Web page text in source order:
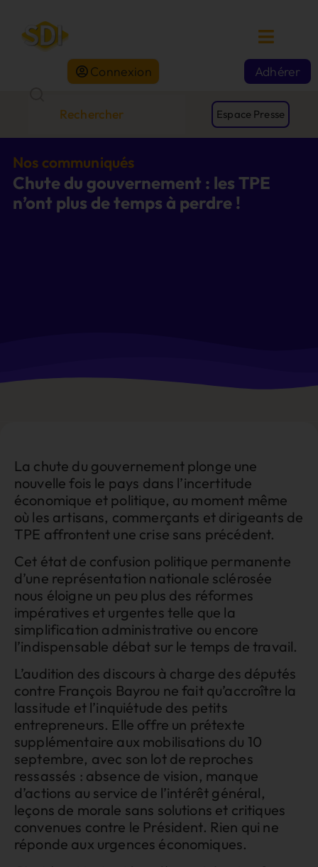
Connexion Adhérer
Espace Presse
Nos communiqués
Chute du gouvernement : les TPE
n’ont plus de temps à perdre !
La chute du gouvernement plonge une
nouvelle fois le pays dans l’incertitude
économique et politique, au moment même
où les artisans, commerçants et dirigeants de
TPE affrontent une crise sans précédent.
Cet état de confusion politique permanente
d’une représentation nationale sclérosée
nous éloigne un peu plus des réformes
impératives et urgentes telle que la
simplification administrative ou encore
l’indispensable débat sur le temps de travail.
L’audition des discours à charge des députés
contre François Bayrou ne fait qu’accroître la
lassitude et l’inquiétude des petits
entrepreneurs. Elle offre un prétexte
supplémentaire aux mobilisations du 10
septembre, avec son lot de reproches
ressassés : absence de vision, manque
d’actions au service de l’intérêt général,
leçons de morale sans solutions et critiques
convenues contre le Président. Rien qui ne
réponde aux urgences économiques.